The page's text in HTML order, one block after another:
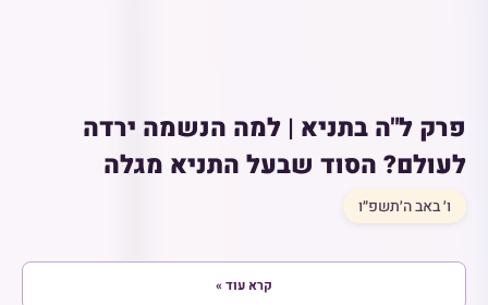
פרק ל"ה בתניא | למה הנשמה ירדה
לעולם? הסוד שבעל התניא מגלה
ו׳ באב ה׳תשפ״ו
קרא עוד »